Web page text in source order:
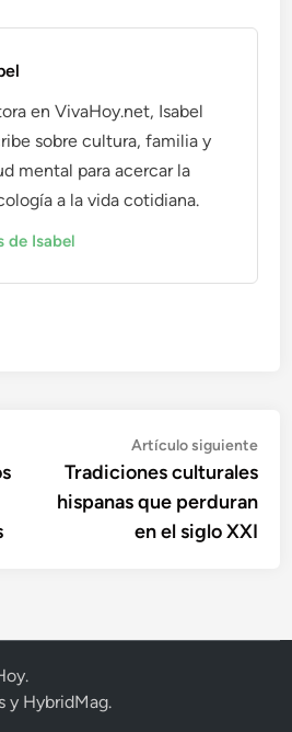
en VivaHoy.net, Isabel
sobre cultura, familia y
mental para acercar la
a la vida cotidiana.
de Isabel
Artículo siguiente
Tradiciones culturales
hispanas que perduran
en el siglo XXI
.
y HybridMag.